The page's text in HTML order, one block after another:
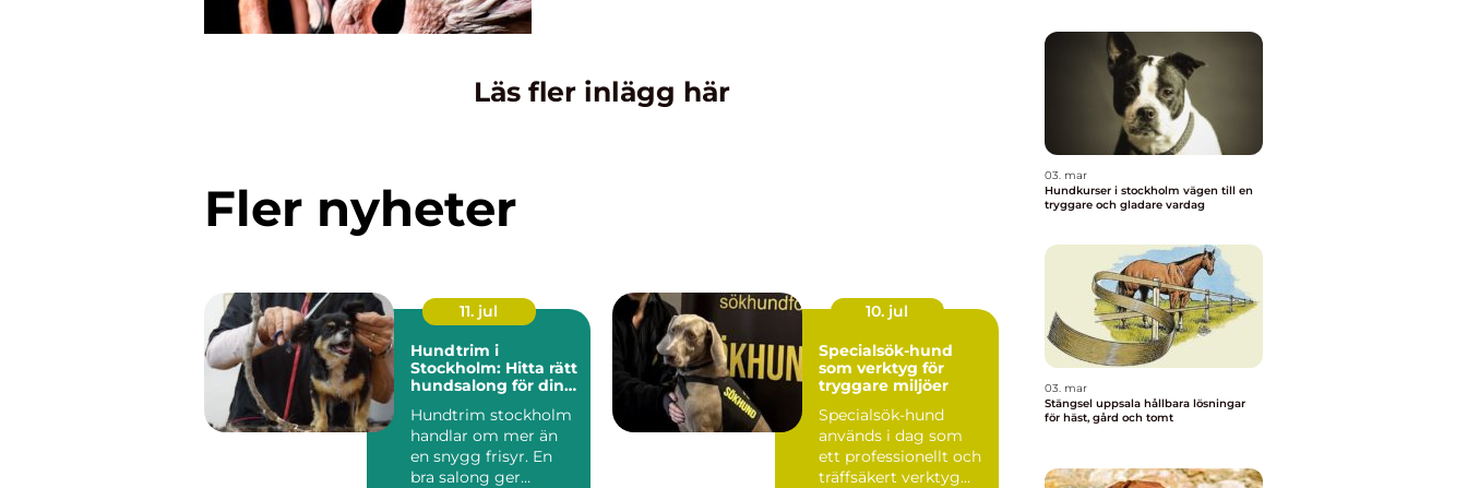
Läs fler inlägg här
Fler nyheter
11. jul
Hundtrim i
Stockholm: Hitta rätt
hundsalong för din
Hundtrim stockholm
handlar om mer än
en snygg frisyr. En
bra salong ger
10. jul
Specialsök-hund
som verktyg för
tryggare miljöer
Specialsök-hund
används i dag som
ett professionellt och
träffsäkert verktyg
03. mar
Hundkurser i stockholm vägen till en
tryggare och gladare vardag
03. mar
Stängsel uppsala hållbara lösningar
för häst, gård och tomt